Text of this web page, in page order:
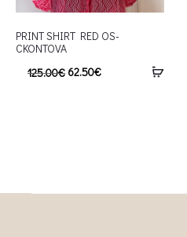
PRINT SHIRT RED OS-
CKONTOVA
125.00€ 62.50€